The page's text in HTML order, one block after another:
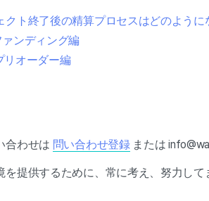
ト終了後の精算プロセスはどのように
ンディング編
リオーダー編
合わせは 問い合わせ登録または
提供するために、常に考え、努力して